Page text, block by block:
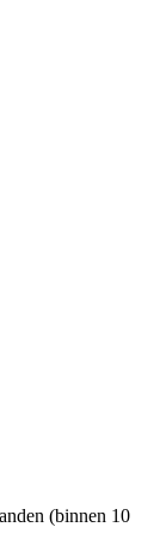
(binnen 10